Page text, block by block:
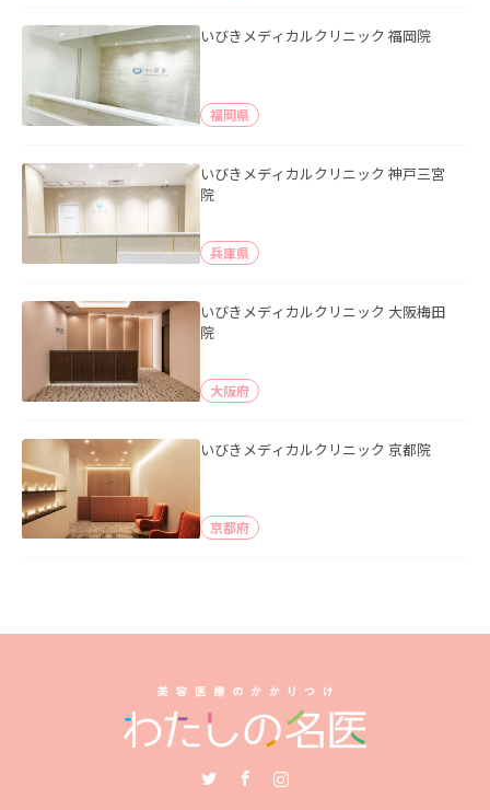
いびきメディカルクリニック 福岡院
福岡県
いびきメディカルクリニック 神戸三宮
院
兵庫県
いびきメディカルクリニック 大阪梅田
院
大阪府
いびきメディカルクリニック 京都院
京都府